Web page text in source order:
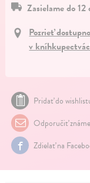
Zasielame do 12
Pozrieť
v
Pridať do
Odporučiť
Zdielať na